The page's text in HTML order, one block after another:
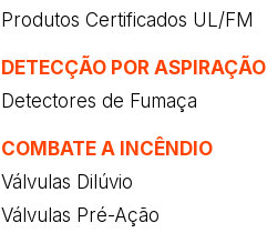
Produtos Certificados UL/FM
DETECÇÃO POR ASPIRAÇÃO
Detectores de Fumaça
COMBATE A INCÊNDIO
Válvulas Dilúvio
Válvulas Pré-Ação